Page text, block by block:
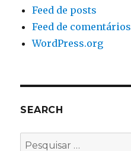
Feed de posts
Feed de comentários
WordPress.org
SEARCH
Pesquisar